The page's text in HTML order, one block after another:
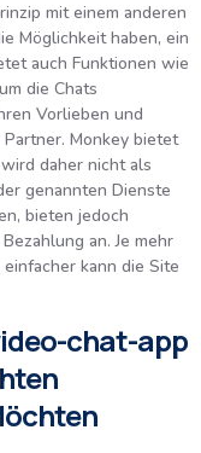
mit einem anderen
Möglichkeit haben, ein
auch Funktionen wie
die Chats
Vorlieben und
Monkey bietet
daher nicht als
genannten Dienste
bieten jedoch
an. Je mehr
kann die Site
chat-app